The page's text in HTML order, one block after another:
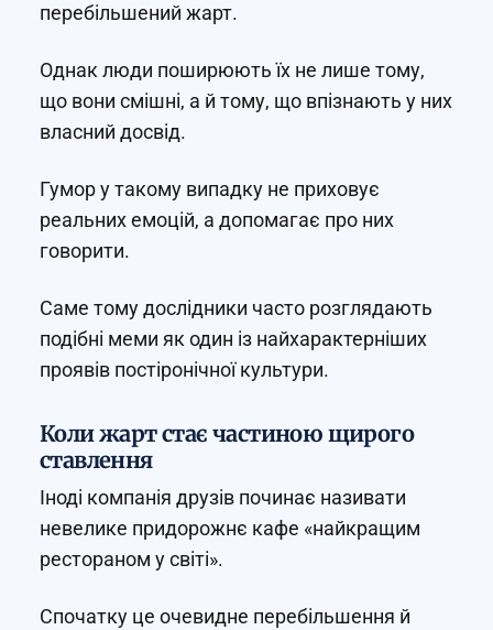
перебільшений жарт.
Однак люди поширюють їх не лише тому,
що вони смішні, а й тому, що впізнають у них
власний досвід.
Гумор у такому випадку не приховує
реальних емоцій, а допомагає про них
говорити.
Саме тому дослідники часто розглядають
подібні меми як один із найхарактерніших
проявів постіронічної культури.
Коли жарт стає частиною щирого
ставлення
Іноді компанія друзів починає називати
невелике придорожнє кафе «найкращим
рестораном у світі».
Спочатку це очевидне перебільшення й